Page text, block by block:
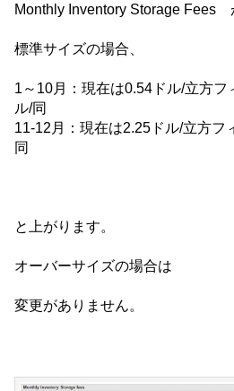
Monthly Inventory Storage Fees
標準サイズの場合、
1～10月：現在は0.54ドル/立方
ル/同
11-12月：現在は2.25ドル/立方
同
と上がります。
オーバーサイズの場合は
変更がありません。